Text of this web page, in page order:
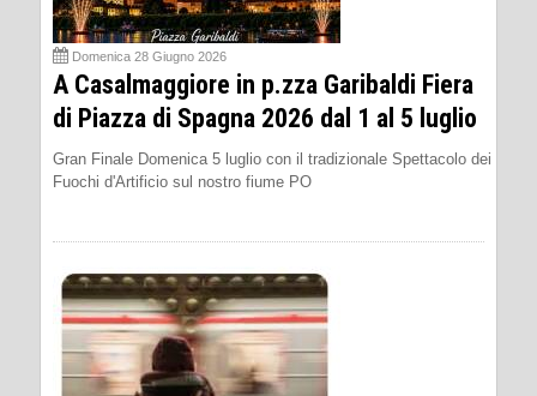
Domenica 28 Giugno 2026
A Casalmaggiore in p.zza Garibaldi Fiera
di Piazza di Spagna 2026 dal 1 al 5 luglio
Gran Finale Domenica 5 luglio con il tradizionale Spettacolo dei
Fuochi d'Artificio sul nostro fiume PO